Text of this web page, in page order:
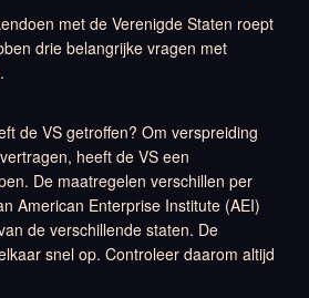
met de Verenigde Staten roept
drie belangrijke vragen met
de VS getroffen? Om verspreiding
heeft de VS een
De maatregelen verschillen per
American Enterprise Institute (AEI)
de verschillende staten. De
snel op. Controleer daarom altijd